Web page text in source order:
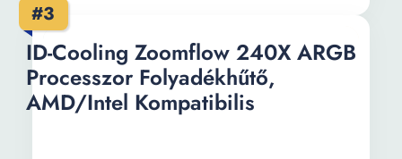
#3
ID-Cooling Zoomflow 240X ARGB
Processzor Folyadékhűtő,
AMD/Intel Kompatibilis